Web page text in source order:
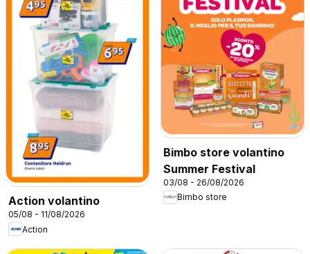
Action volantino
05/08 - 11/08/2026
Action
Bimbo store volantino
Summer Festival
03/08 - 26/08/2026
Bimbo store